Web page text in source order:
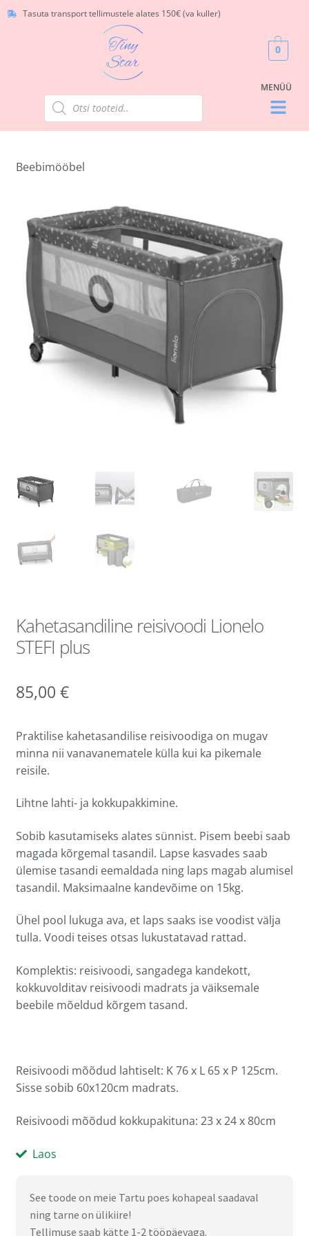
Tasuta transport tellimustele alates 150€ (va kuller)
0
Beebimööbel
Kahetasandiline reisivoodi Lionelo
STEFI plus
85,00 €
Praktilise kahetasandilise reisivoodiga on mugav
minna nii vanavanematele külla kui ka pikemale
reisile.
Lihtne lahti- ja kokkupakkimine.
Sobib kasutamiseks alates sünnist. Pisem beebi saab
magada kõrgemal tasandil. Lapse kasvades saab
ülemise tasandi eemaldada ning laps magab alumisel
tasandil. Maksimaalne kandevõime on 15kg.
Ühel pool lukuga ava, et laps saaks ise voodist välja
tulla. Voodi teises otsas lukustatavad rattad.
Komplektis: reisivoodi, sangadega kandekott,
kokkuvolditav reisivoodi madrats ja väiksemale
beebile mõeldud kõrgem tasand.
Reisivoodi mõõdud lahtiselt: K 76 x L 65 x P 125cm.
Sisse sobib 60x120cm madrats.
Reisivoodi mõõdud kokkupakituna: 23 x 24 x 80cm
Laos
See toode on meie Tartu poes kohapeal saadaval
ning tarne on ülikiire!
Tellimuse saab kätte 1-2 tööpäevaga.